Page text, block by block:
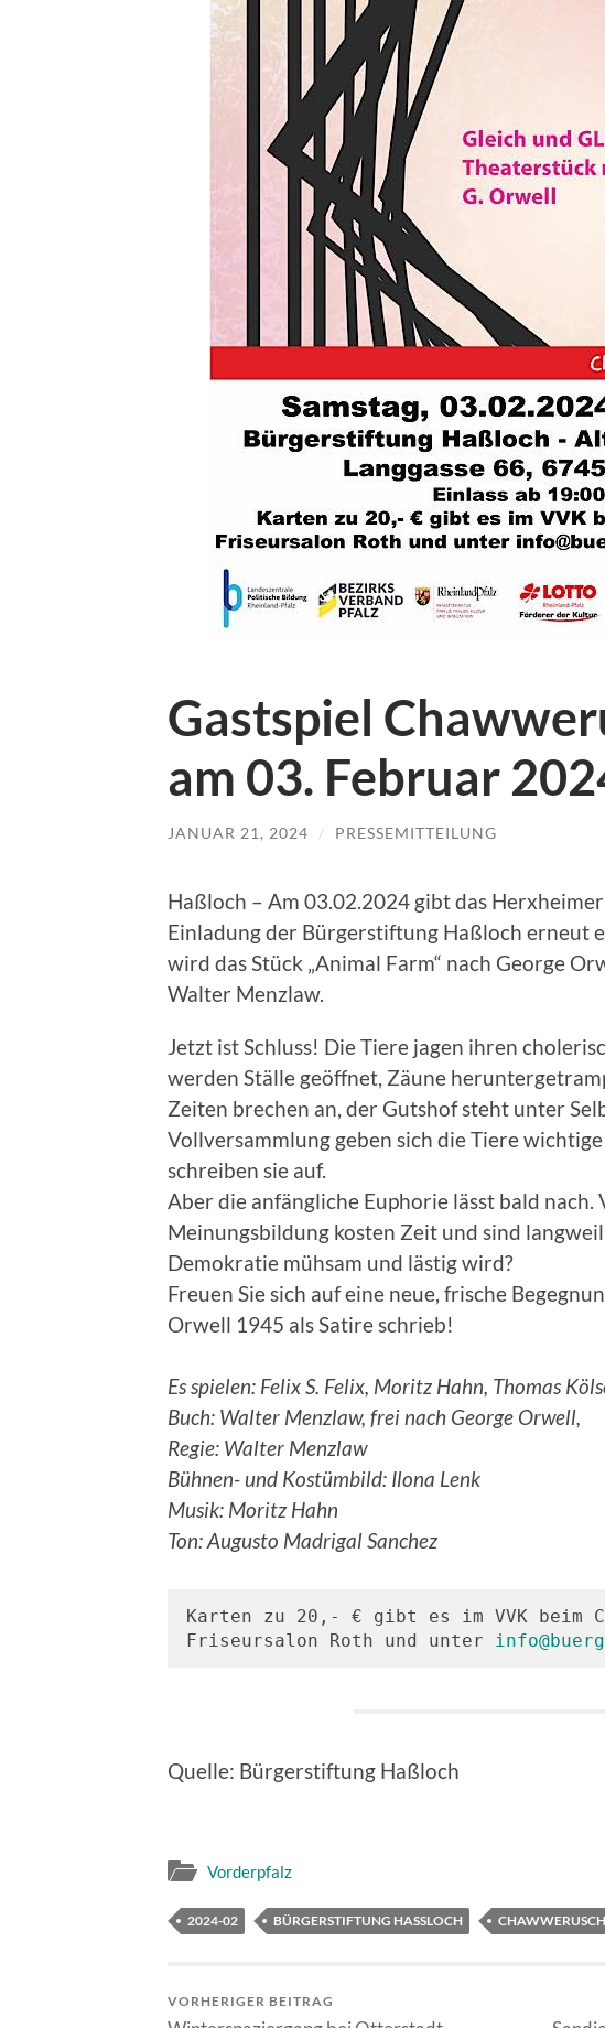
Gastspiel
am 03. Februar
JANUAR 21, 2024 / PRESSEMITTEILUNG
Haßloch – Am 03.02.2024 gibt das
Einladung der Bürgerstiftung Haßloch erneut
wird das Stück „Animal Farm“ nach George
Walter Menzlaw.
Jetzt ist Schluss! Die Tiere jagen ihren
werden Ställe geöffnet, Zäune
Zeiten brechen an, der Gutshof steht unter
Vollversammlung geben sich die Tiere
schreiben sie auf.
Aber die anfängliche Euphorie lässt bald nach.
Meinungsbildung kosten Zeit und sind
Demokratie mühsam und lästig wird?
Freuen Sie sich auf eine neue, frische
Orwell 1945 als Satire schrieb!
Es spielen: Felix S. Felix, Moritz Hahn, Thomas
Buch: Walter Menzlaw, frei nach George Orwell,
Regie: Walter Menzlaw
Bühnen- und Kostümbild: Ilona Lenk
Musik: Moritz Hahn
Ton: Augusto Madrigal Sanchez
Karten zu 20,- € gibt es im VVK beim
Friseursalon Roth und unter
Quelle: Bürgerstiftung Haßloch
Vorderpfalz
2024-02 BÜRGERSTIFTUNG HASSLOCH
VORHERIGER BEITRAG